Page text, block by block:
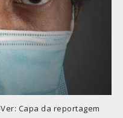
Capa da reportagem